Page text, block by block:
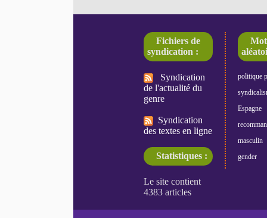
Fichiers de
syndication :
Syndication
de l'actualité du
genre
Syndication
des textes en ligne
Statistiques :
politique
Espagne
masculin
gender